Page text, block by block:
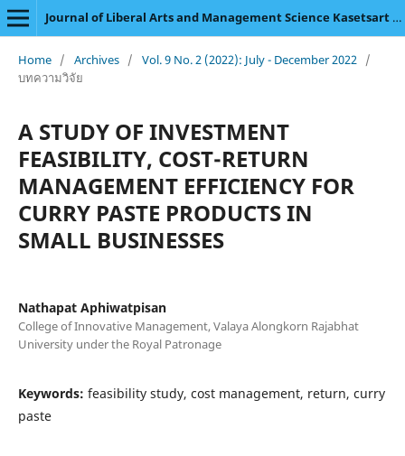
Journal of Liberal Arts and Management Science Kasetsart University
Home / Archives / Vol. 9 No. 2 (2022): July - December 2022 /
บทความวิจัย
A STUDY OF INVESTMENT
FEASIBILITY, COST-RETURN
MANAGEMENT EFFICIENCY FOR
CURRY PASTE PRODUCTS IN
SMALL BUSINESSES
Nathapat Aphiwatpisan
College of Innovative Management, Valaya Alongkorn Rajabhat
University under the Royal Patronage
Keywords: feasibility study, cost management, return, curry
paste